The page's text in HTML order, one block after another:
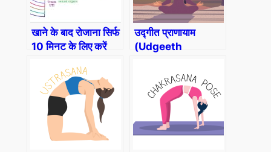
खाने के बाद रोजाना सिर्फ
10 मिनट के लिए करें
(Vajrasana
Benefits In Hindi)
उद्गीत प्राणायाम
(Udgeeth
Chanting) in
Hindi)